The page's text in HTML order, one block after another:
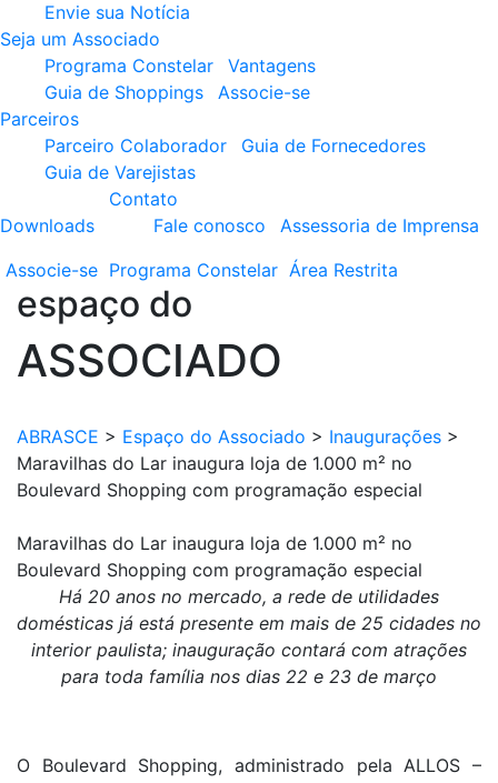
Envie sua Notícia
Seja um Associado
Programa Constelar
Vantagens
Guia de Shoppings
Associe-se
Parceiros
Parceiro Colaborador
Guia de Fornecedores
Guia de Varejistas
Downloads
Contato
Fale conosco
Assessoria de Imprensa
Associe-se Programa Constelar Área Restrita
espaço do
ASSOCIADO
ABRASCE > Espaço do Associado > Inaugurações >
Maravilhas do Lar inaugura loja de 1.000 m² no
Boulevard Shopping com programação especial
Maravilhas do Lar inaugura loja de 1.000 m² no
Boulevard Shopping com programação especial
Há 20 anos no mercado, a rede de utilidades
domésticas já está presente em mais de 25 cidades no
interior paulista; inauguração contará com atrações
para toda família nos dias 22 e 23 de março
O Boulevard Shopping, administrado pela ALLOS –